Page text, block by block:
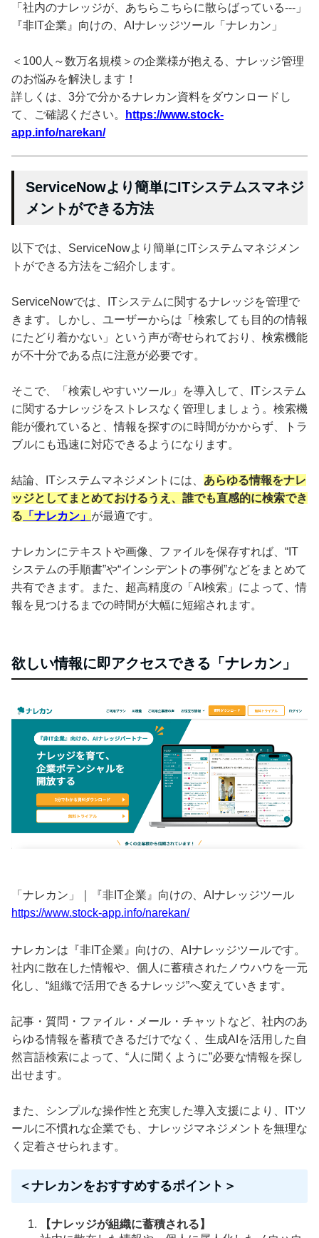
「社内のナレッジが、あちらこちらに散らばっている---」
『非IT企業』向けの、AIナレッジツール「ナレカン」
＜100人～数万名規模＞の企業様が抱える、ナレッジ管理
のお悩みを解決します！
詳しくは、3分で分かるナレカン資料をダウンロードし
て、ご確認ください。
https://www.stock-
app.info/narekan/
ServiceNowより簡単にITシステムスマネジ
メントができる方法
以下では、ServiceNowより簡単にITシステムマネジメン
トができる方法をご紹介します。
ServiceNowでは、ITシステムに関するナレッジを管理で
きます。しかし、ユーザーからは「検索しても目的の情報
にたどり着かない」という声が寄せられており、検索機能
が不十分である点に注意が必要です。
そこで、「検索しやすいツール」を導入して、ITシステム
に関するナレッジをストレスなく管理しましょう。検索機
能が優れていると、情報を探すのに時間がかからず、トラ
ブルにも迅速に対応できるようになります。
結論、ITシステムマネジメントには、 あらゆる情報をナレ
ッジとしてまとめておけるうえ、誰でも直感的に検索でき
る 「ナレカン」 が最適です。
ナレカンにテキストや画像、ファイルを保存すれば、“IT
システムの手順書”や“インシデントの事例”などをまとめて
共有できます。また、超高精度の「AI検索」によって、情
報を見つけるまでの時間が大幅に短縮されます。
欲しい情報に即アクセスできる「ナレカン」
「ナレカン」｜『非IT企業』向けの、AIナレッジツール
https://www.stock-app.info/narekan/
ナレカンは『非IT企業』向けの、AIナレッジツールです。
社内に散在した情報や、個人に蓄積されたノウハウを一元
化し、“組織で活用できるナレッジ”へ変えていきます。
記事・質問・ファイル・メール・チャットなど、社内のあ
らゆる情報を蓄積できるだけでなく、生成AIを活用した自
然言語検索によって、“人に聞くように”必要な情報を探し
出せます。
また、シンプルな操作性と充実した導入支援により、ITツ
ールに不慣れな企業でも、ナレッジマネジメントを無理な
く定着させられます。
＜ナレカンをおすすめするポイント＞
【ナレッジが組織に蓄積される】